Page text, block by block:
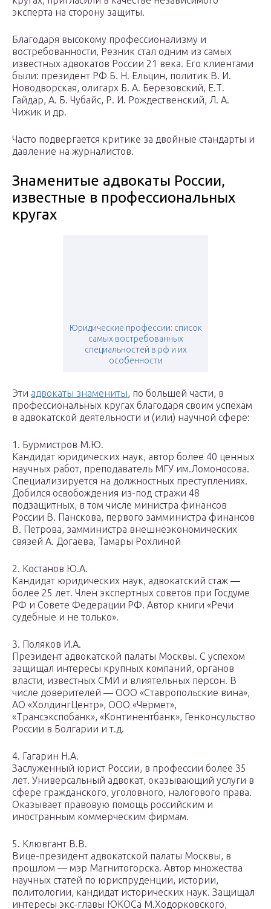
эксперта на сторону защиты.
Благодаря высокому профессионализму и
востребованности, Резник стал одним из самых
известных адвокатов России 21 века. Его клиентами
были: президент РФ Б. Н. Ельцин, политик В. И.
Новодворская, олигарх Б. А. Березовский, Е.Т.
Гайдар, А. Б. Чубайс, Р. И. Рождественский, Л. А.
Чижик и др.
Часто подвергается критике за двойные стандарты и
давление на журналистов.
Знаменитые адвокаты России,
известные в профессиональных
кругах
Юридические профессии: список
самых востребованных
специальностей в рф и их
особенности
Эти адвокаты знамениты, по большей части, в
профессиональных кругах благодаря своим успехам
в адвокатской деятельности и (или) научной сфере:
1. Бурмистров М.Ю.
Кандидат юридических наук, автор более 40 ценных
научных работ, преподаватель МГУ им.Ломоносова.
Специализируется на должностных преступлениях.
Добился освобождения из-под стражи 48
подзащитных, в том числе министра финансов
России В. Панскова, первого замминистра финансов
В. Петрова, замминистра внешнеэкономических
связей А. Догаева, Тамары Рохлиной
2. Костанов Ю.А.
Кандидат юридических наук, адвокатский стаж —
более 25 лет. Член экспертных советов при Госдуме
РФ и Совете Федерации РФ. Автор книги «Речи
судебные и не только».
3. Поляков И.А.
Президент адвокатской палаты Москвы. С успехом
защищал интересы крупных компаний, органов
власти, известных СМИ и влиятельных персон. В
числе доверителей — ООО «Ставропольские вина»,
АО «ХолдингЦентр», ООО «Чермет»,
«Трансэкспобанк», «Континентбанк», Генконсульство
России в Болгарии и т.д.
4. Гагарин Н.А.
Заслуженный юрист России, в профессии более 35
лет. Универсальный адвокат, оказывающий услуги в
сфере гражданского, уголовного, налогового права.
Оказывает правовую помощь российским и
иностранным коммерческим фирмам.
5. Клювгант В.В.
Вице-президент адвокатской палаты Москвы, в
прошлом — мэр Магнитогорска. Автор множества
научных статей по юриспруденции, истории,
политологии, кандидат исторических наук. Защищал
интересы экс-главы ЮКОСа М.Ходорковского,